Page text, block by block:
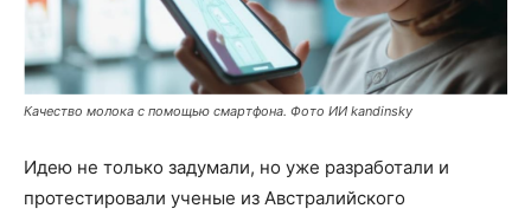
Качество молока с помощью смартфона. Фото ИИ kandinsky
Идею не только задумали, но уже разработали и
протестировали ученые из Австралийского